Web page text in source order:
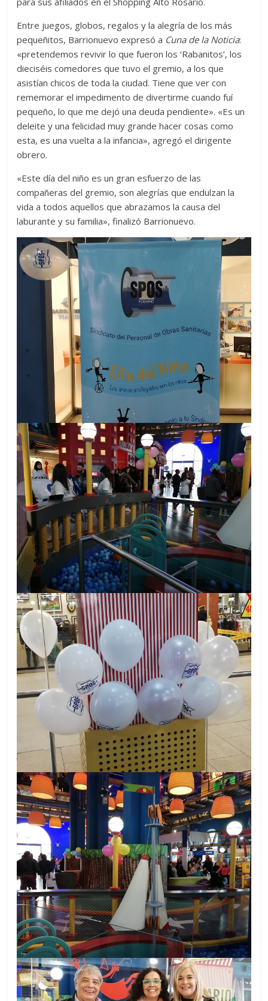
Entre juegos, globos, regalos y la alegría de los más
pequeñitos, Barrionuevo expresó a Cuna de la Noticia:
«pretendemos revivir lo que fueron los ‘Rabanitos’, los
dieciséis comedores que tuvo el gremio, a los que
asistían chicos de toda la ciudad. Tiene que ver con
rememorar el impedimento de divertirme cuando fuí
pequeño, lo que me dejó una deuda pendiente». «Es un
deleite y una felicidad muy grande hacer cosas como
esta, es una vuelta a la infancia», agregó el dirigente
obrero.
«Este día del niño es un gran esfuerzo de las
compañeras del gremio, son alegrías que endulzan la
vida a todos aquellos que abrazamos la causa del
laburante y su familia», finalizó Barrionuevo.